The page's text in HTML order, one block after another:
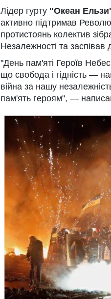
Лідер гурту "Океан
активно підтримав
протистоянь колектив
Незалежності та заспівав
"День пам'яті Героїв
що свобода і гідність —
війна за нашу
пам'ять героям", —